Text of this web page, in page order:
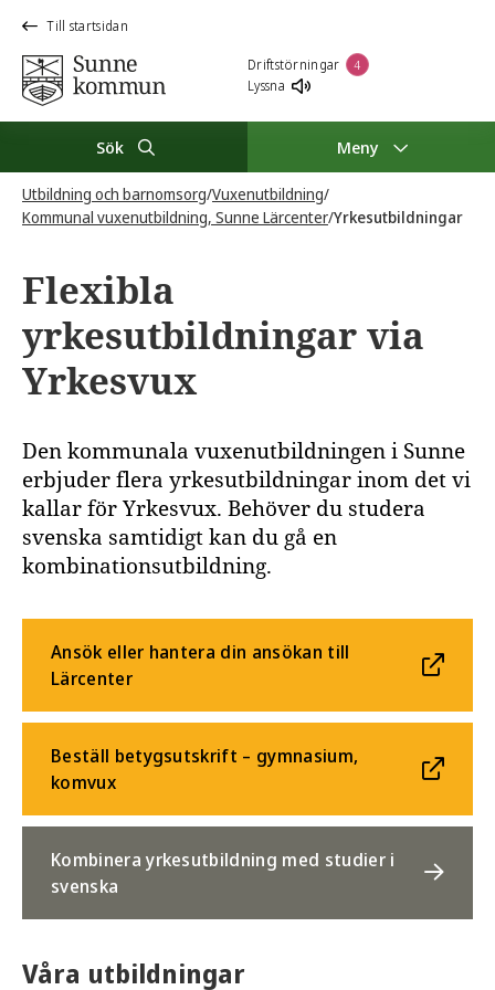
Till startsidan
Driftstörningar 4
Lyssna
Sök Meny
Utbildning och barnomsorg/Vuxenutbildning/
Kommunal vuxenutbildning, Sunne Lärcenter/Yrkesutbildningar
Flexibla
yrkesutbildningar via
Yrkesvux
Den kommunala vuxenutbildningen i Sunne
erbjuder flera yrkesutbildningar inom det vi
kallar för Yrkesvux. Behöver du studera
svenska samtidigt kan du gå en
kombinationsutbildning.
Ansök eller hantera din ansökan till
Lärcenter
Beställ betygsutskrift – gymnasium,
komvux
Kombinera yrkesutbildning med studier i
svenska
Våra utbildningar